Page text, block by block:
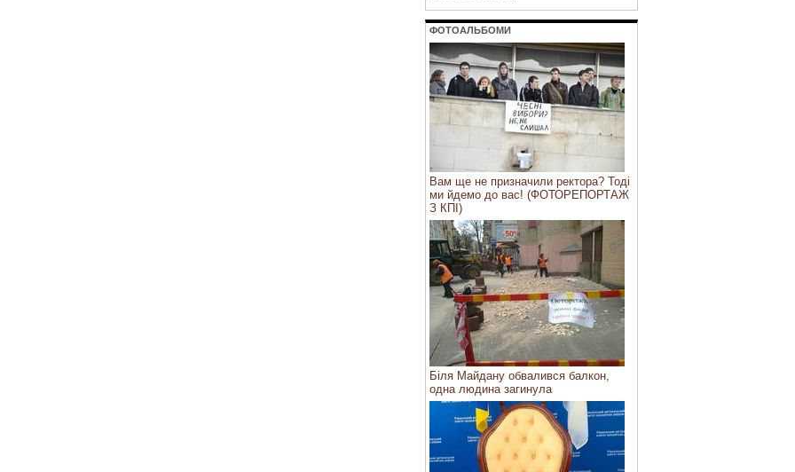
ФОТОАЛЬБОМИ
Вам ще не призначили ректора? Тоді
ми йдемо до вас! (ФОТОРЕПОРТАЖ
З КПІ)
Біля Майдану обвалився балкон,
одна людина загинула